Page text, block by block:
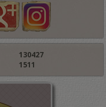
130427
1511